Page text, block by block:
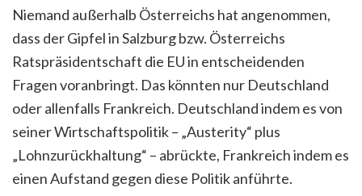
Niemand außerhalb Österreichs hat angenommen,
dass der Gipfel in Salzburg bzw. Österreichs
Ratspräsidentschaft die EU in entscheidenden
Fragen voranbringt. Das könnten nur Deutschland
oder allenfalls Frankreich. Deutschland indem es von
seiner Wirtschaftspolitik – „Austerity“ plus
„Lohnzurückhaltung“ – abrückte, Frankreich indem es
einen Aufstand gegen diese Politik anführte.